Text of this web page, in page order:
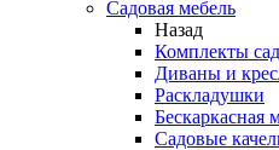
Садовая мебель
Назад
Комплекты
Диваны и
Раскладушки
Бескаркасная
Садовые